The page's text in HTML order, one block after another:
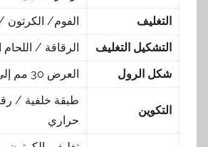
التغليف
الفوم/ الكرتون
التشكيل التغليف
الرقاقة / اللحام
شكل الرول
العرض 30 مم إلى 360 مم
التكوين
طبقة خلفية /
حراري